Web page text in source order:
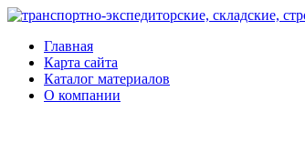
Главная
Карта сайта
Каталог материалов
О компании